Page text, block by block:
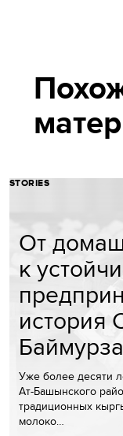
STORIES
От
к
история
Уже более десяти
Ат-Башынского
традиционных
молоко…